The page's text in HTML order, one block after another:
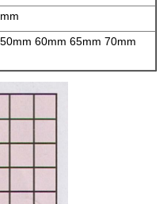
60mm 65mm 70mm